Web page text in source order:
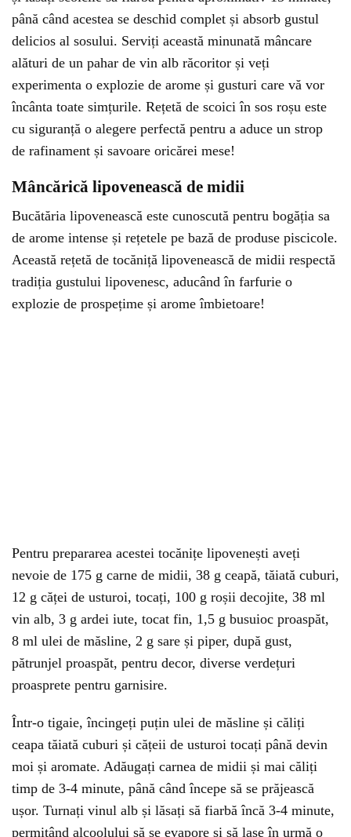
până când acestea se deschid complet și absorb gustul
delicios al sosului. Serviți această minunată mâncare
alături de un pahar de vin alb răcoritor și veți
experimenta o explozie de arome și gusturi care vă vor
încânta toate simțurile. Rețetă de scoici în sos roșu este
cu siguranță o alegere perfectă pentru a aduce un strop
de rafinament și savoare oricărei mese!
Mâncărică lipovenească de midii
Bucătăria lipovenească este cunoscută pentru bogăția sa
de arome intense și rețetele pe bază de produse piscicole.
Această rețetă de tocăniță lipovenească de midii respectă
tradiția gustului lipovenesc, aducând în farfurie o
explozie de prospețime și arome îmbietoare!
Pentru prepararea acestei tocănițe lipovenești aveți
nevoie de 175 g carne de midii, 38 g ceapă, tăiată cuburi,
12 g căței de usturoi, tocați, 100 g roșii decojite, 38 ml
vin alb, 3 g ardei iute, tocat fin, 1,5 g busuioc proaspăt,
8 ml ulei de măsline, 2 g sare și piper, după gust,
pătrunjel proaspăt, pentru decor, diverse verdețuri
proasprete pentru garnisire.
Într-o tigaie, încingeți puțin ulei de măsline și căliți
ceapa tăiată cuburi și cățeii de usturoi tocați până devin
moi și aromate. Adăugați carnea de midii și mai căliți
timp de 3-4 minute, până când începe să se prăjească
ușor. Turnați vinul alb și lăsați să fiarbă încă 3-4 minute,
permițând alcoolului să se evapore și să lase în urmă o